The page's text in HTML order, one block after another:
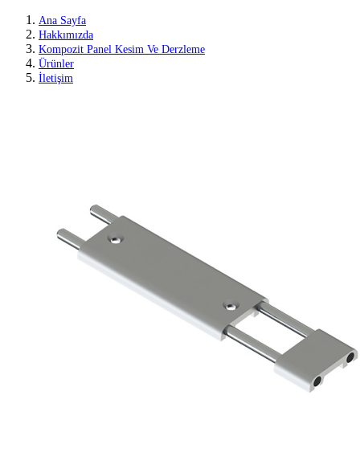
Ana Sayfa
Hakkımızda
Kompozit Panel Kesim Ve Derzleme
Ürünler
İletişim